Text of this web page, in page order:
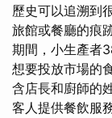
歷史可以追溯到
旅館或餐廳的痕
期間，小生產者
想要投放市場的
含店長和廚師的
客人提供餐飲服